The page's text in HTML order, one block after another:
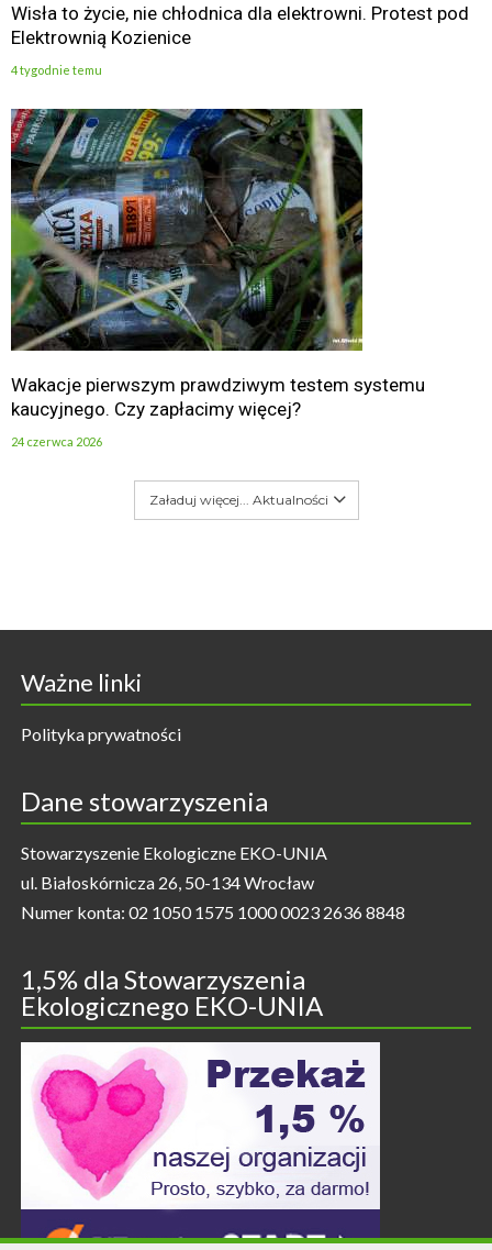
Wisła to życie, nie chłodnica dla elektrowni. Protest pod
Elektrownią Kozienice
4 tygodnie temu
Wakacje pierwszym prawdziwym testem systemu
kaucyjnego. Czy zapłacimy więcej?
24 czerwca 2026
Załaduj więcej... Aktualności
Ważne linki
Polityka prywatności
Dane stowarzyszenia
Stowarzyszenie Ekologiczne EKO-UNIA
ul. Białoskórnicza 26, 50-134 Wrocław
Numer konta: 02 1050 1575 1000 0023 2636 8848
1,5% dla Stowarzyszenia
Ekologicznego EKO-UNIA